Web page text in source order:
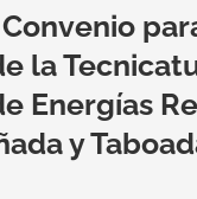
la
Energías
y